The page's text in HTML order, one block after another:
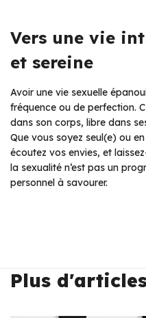
Vers une vie
et sereine
Avoir une vie sexuelle
fréquence ou de perfection.
dans son corps, libre dans
Que vous soyez seul(e) ou
écoutez vos envies, et
la sexualité n’est pas un
personnel à savourer.
Plus